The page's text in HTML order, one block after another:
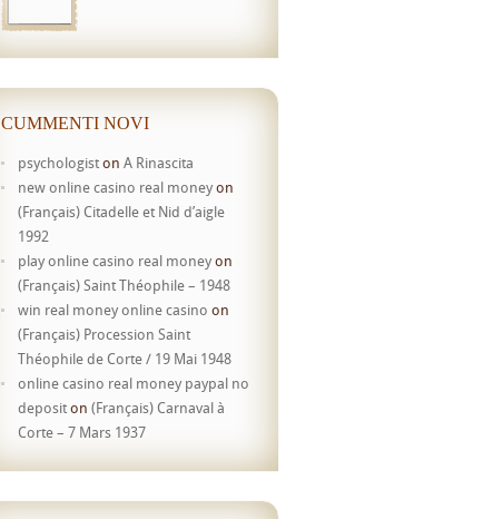
CUMMENTI NOVI
psychologiston A Rinascita
new online casino real moneyon
(Français) Citadelle et Nid d’aigle
1992
play online casino real moneyon
(Français) Saint Théophile – 1948
win real money online casino on
(Français) Procession Saint
Théophile de Corte / 19 Mai 1948
online casino real money paypal no
depositon (Français) Carnaval à
Corte – 7 Mars 1937